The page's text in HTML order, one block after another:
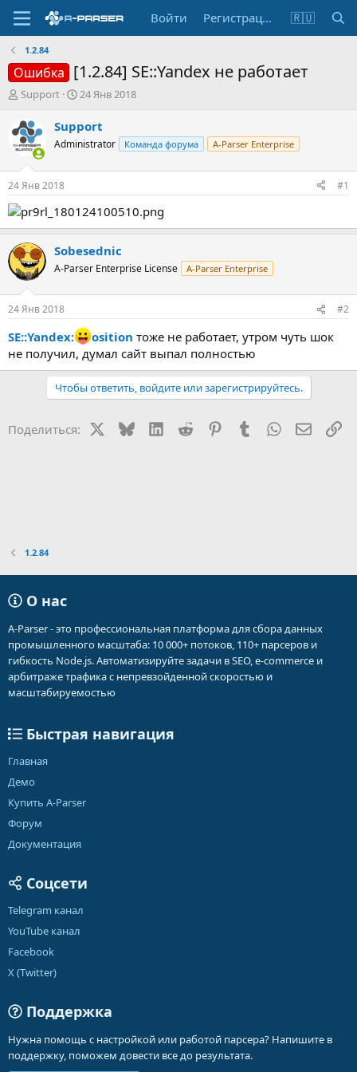
Войти Регистрация 🇷🇺
1.2.84
Ошибка [1.2.84] SE::Yandex не работает
А
т
о
р
т
е
м
ы
Support
Д
т
а
н
а
л
24 Янв 2018
Support
Administrator Команда форума A-Parser Enterprise
24 Янв 2018 #1
Sobesednic
A-Parser Enterprise License A-Parser Enterprise
24 Янв 2018 #2
SE::Yandex: osition тоже не работает, утром чуть шок
не получил, думал сайт выпал полностью
Чтобы ответить, войдите или зарегистрируйтесь.
Поделиться: BlueskyLinkedIn
Reddit PinterestTumblr WhatsApp
1.2.84
О нас
A-Parser - это профессиональная платформа для сбора данных
промышленного масштаба: 10 000+ потоков, 110+ парсеров и
гибкость Node.js. Автоматизируйте задачи в SEO, e-commerce и
арбитраже трафика с непревзойденной скоростью и
масштабируемостью
Быстрая навигация
Главная
Демо
Купить A-Parser
Форум
Документация
Соцсети
Telegram канал
YouTube канал
Facebook
X (Twitter)
Поддержка
Нужна помощь с настройкой или работой парсера? Напишите в
поддержку, поможем довести все до результата.